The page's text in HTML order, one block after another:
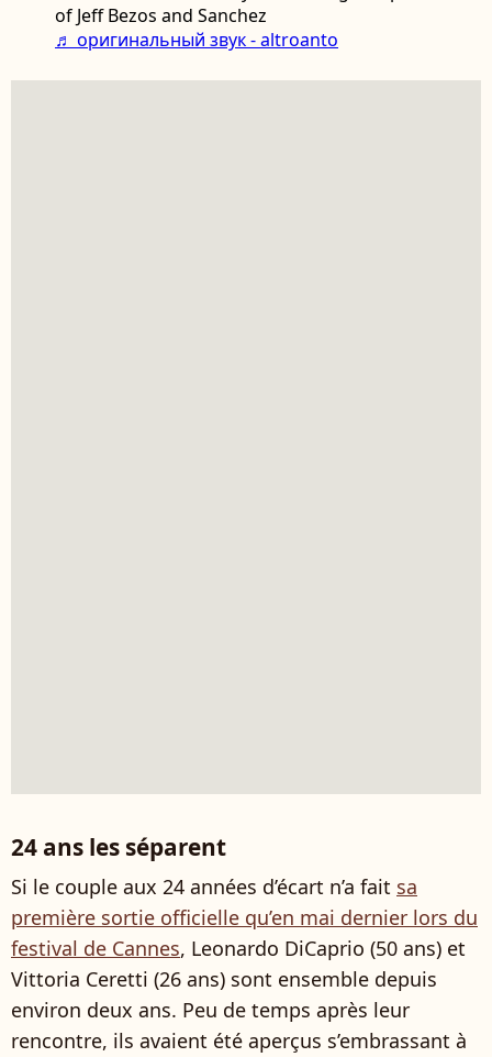
of Jeff Bezos and Sanchez
♬ оригинальный звук - altroanto
24 ans les séparent
Si le couple aux 24 années d’écart n’a fait sa
première sortie officielle qu’en mai dernier lors du
festival de Cannes, Leonardo DiCaprio (50 ans) et
Vittoria Ceretti (26 ans) sont ensemble depuis
environ deux ans. Peu de temps après leur
rencontre, ils avaient été aperçus s’embrassant à